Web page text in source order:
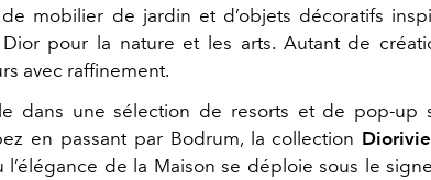
de mobilier de jardin et d’objets décoratifs
Dior pour la nature et les arts. Autant de
avec raffinement.
dans une sélection de resorts et de pop-up
en passant par Bodrum, la collection
l’élégance de la Maison se déploie sous le